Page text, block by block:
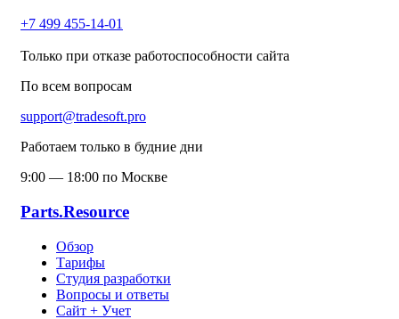
+7 499 455-14-01
Только при отказе работоспособности сайта
По всем вопросам
support@tradesoft.pro
Работаем только в будние дни
9:00 — 18:00 по Москве
Parts.Resource
Обзор
Тарифы
Студия разработки
Вопросы и ответы
Сайт + Учет